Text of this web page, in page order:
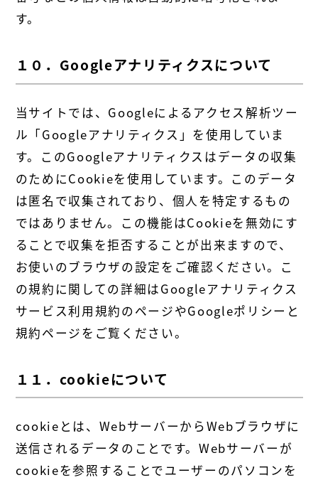
す。
１０．Googleアナリティクスについて
当サイトでは、Googleによるアクセス解析ツー
ル「Googleアナリティクス」を使用していま
す。このGoogleアナリティクスはデータの収集
のためにCookieを使用しています。このデータ
は匿名で収集されており、個人を特定するもの
ではありません。この機能はCookieを無効にす
ることで収集を拒否することが出来ますので、
お使いのブラウザの設定をご確認ください。こ
の規約に関しての詳細はGoogleアナリティクス
サービス利用規約のページやGoogleポリシーと
規約ページをご覧ください。
１１．cookieについて
cookieとは、WebサーバーからWebブラウザに
送信されるデータのことです。Webサーバーが
cookieを参照することでユーザーのパソコンを